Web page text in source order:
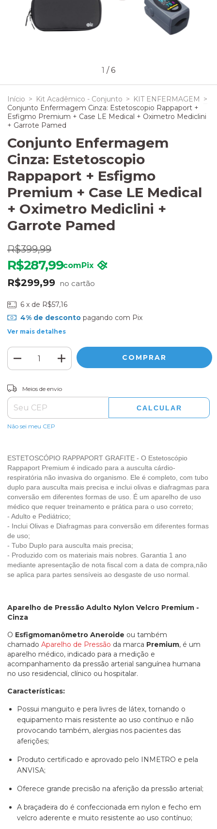
1 / 6
Início > Kit Acadêmico - Conjunto > KIT ENFERMAGEM >
Conjunto Enfermagem Cinza: Estetoscopio Rappaport +
Esfigmo Premium + Case LE Medical + Oximetro Mediclini
+ Garrote Pamed
Conjunto Enfermagem
Cinza: Estetoscopio
Rappaport + Esfigmo
Premium + Case LE Medical
+ Oximetro Mediclini +
Garrote Pamed
R$399,99
R$299,99
R$287,99comPix
6 x de R$57,16
4% de descontopagando com Pix
Ver mais detalhes
Entregas para o CEP:
Meios de envio
CALCULAR
Não sei meu CEP
ESTETOSCÓPIO RAPPAPORT GRAFITE - O Estetoscópio
Rappaport Premium é indicado para a ausculta cárdio-
respiratória não invasiva do organismo. Ele é completo, com tubo
duplo para ausculta mais precisa e inclui olivas e diafragmas para
conversão em diferentes formas de uso. É um aparelho de uso
médico que requer treinamento e prática para o uso correto;
- Adulto e Pediátrico;
- Inclui Olivas e Diafragmas para conversão em diferentes formas
de uso;
- Tubo Duplo para ausculta mais precisa;
- Produzido com os materiais mais nobres. Garantia 1 ano
mediante apresentação de nota fiscal com a data de compra,não
se aplica para partes sensíveis ao desgaste de uso normal.
Aparelho de Pressão Adulto Nylon Velcro Premium -
Cinza
O Esfigmomanômetro Aneroide ou também
chamado Aparelho de Pressão da marca Premium, é um
aparelho médico, indicado para a medição e
acompanhamento da pressão arterial sanguínea humana
no uso residencial, clínico ou hospitalar.
Características:
Possui manguito e pera livres de látex, tornando o
equipamento mais resistente ao uso contínuo e não
provocando também, alergias nos pacientes das
aferições;
Produto certificado e aprovado pelo INMETRO e pela
ANVISA;
Oferece grande precisão na aferição da pressão arterial;
A braçadeira do é confeccionada em nylon e fecho em
velcro aderente e muito resistente ao uso contínuo;